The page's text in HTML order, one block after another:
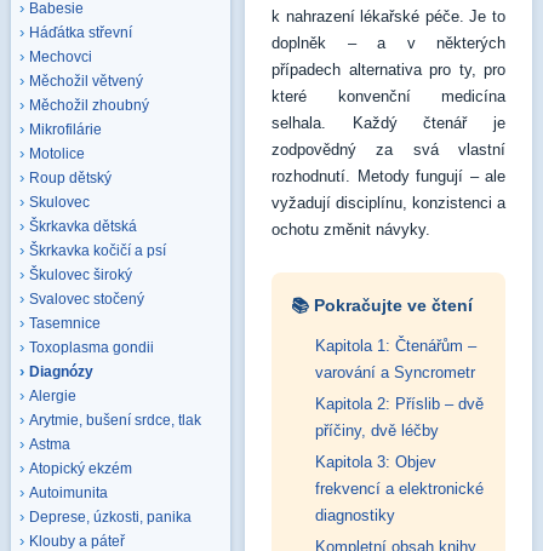
Babesie
Háďátka střevní
Mechovci
Měchožil větvený
Měchožil zhoubný
Mikrofilárie
Motolice
Roup dětský
Skulovec
Škrkavka dětská
Škrkavka kočičí a psí
Škulovec široký
Svalovec stočený
Tasemnice
Toxoplasma gondii
Diagnózy
Alergie
Arytmie, bušení srdce, tlak
Astma
Atopický ekzém
Autoimunita
Deprese, úzkosti, panika
Klouby a páteř
k nahrazení lékařské péče. Je to
doplněk – a v některých
případech alternativa pro ty, pro
které konvenční medicína
selhala. Každý čtenář je
zodpovědný za svá vlastní
rozhodnutí. Metody fungují – ale
vyžadují disciplínu, konzistenci a
ochotu změnit návyky.
📚 Pokračujte ve čtení
Kapitola 1: Čtenářům –
varování a Syncrometr
Kapitola 2: Příslib – dvě
příčiny, dvě léčby
Kapitola 3: Objev
frekvencí a elektronické
diagnostiky
Kompletní obsah knihy